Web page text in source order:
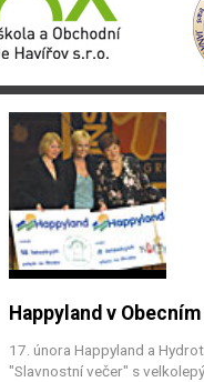
Happyland v
17. února Happyland a
"Slavnostní večer" s